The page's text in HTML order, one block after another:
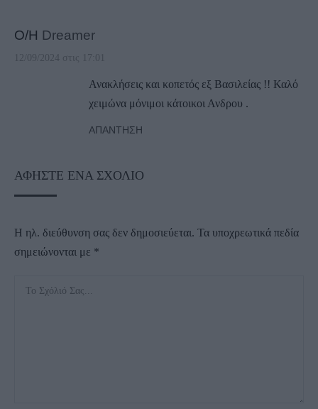
Ο/Η Dreamer
12/09/2024 στις 17:01
Ανακλήσεις και κοπετός εξ Βασιλείας !! Καλό
χειμώνα μόνιμοι κάτοικοι Ανδρου .
ΑΠΆΝΤΗΣΗ
ΑΦΉΣΤΕ ΈΝΑ ΣΧΌΛΙΟ
Η ηλ. διεύθυνση σας δεν δημοσιεύεται. Τα υποχρεωτικά πεδία
σημειώνονται με *